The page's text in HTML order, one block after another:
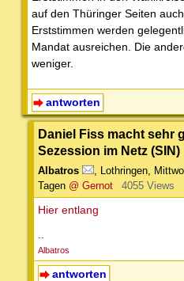
auf den Thüringer Seiten
Erststimmen werden
Mandat ausreichen. Die
weniger.
antworten
Daniel Fiss macht sehr
Sezession im Netz (SIN)
Albatros Lothringen
Tagen @ Gernot 4055 Views
Hier entlang
--
Albatros
antworten